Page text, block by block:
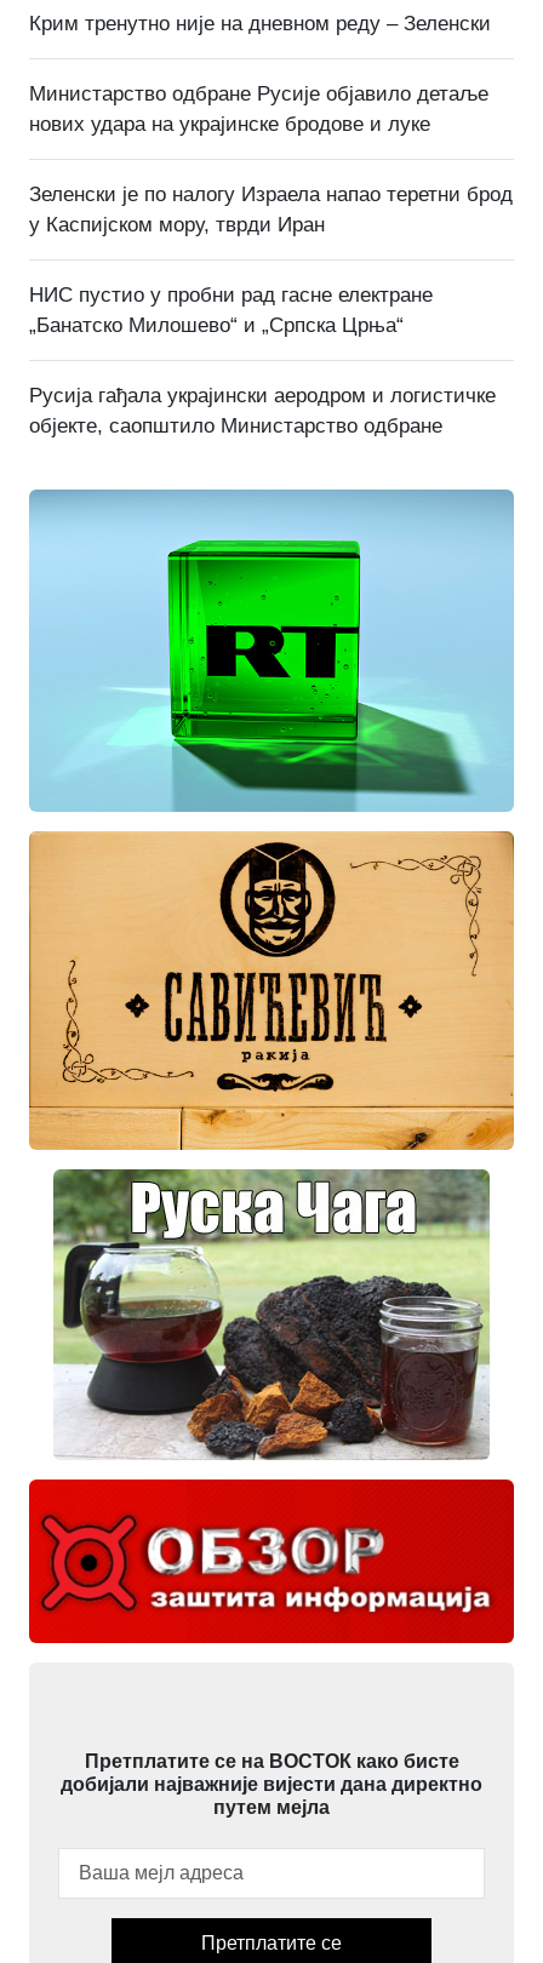
Крим тренутно није на дневном реду – Зеленски
Министарство одбране Русије објавило детаље
нових удара на украјинске бродове и луке
Зеленски је по налогу Израела напао теретни брод
у Каспијском мору, тврди Иран
НИС пустио у пробни рад гасне електране
„Банатско Милошево“ и „Српска Црња“
Русија гађала украјински аеродром и логистичке
објекте, саопштило Министарство одбране
Претплатите се на ВОСТОК како бисте
добијали најважније вијести дана директно
путем мејла
Претплатите се